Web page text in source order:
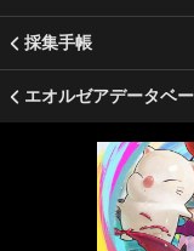
採集手帳
エオルゼアデータベ